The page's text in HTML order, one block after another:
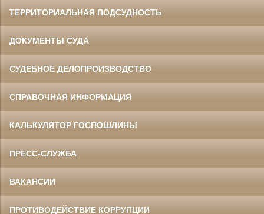
ТЕРРИТОРИАЛЬНАЯ ПОДСУДНОСТЬ
ДОКУМЕНТЫ СУДА
СУДЕБНОЕ ДЕЛОПРОИЗВОДСТВО
СПРАВОЧНАЯ ИНФОРМАЦИЯ
КАЛЬКУЛЯТОР ГОСПОШЛИНЫ
ПРЕСС-СЛУЖБА
ВАКАНСИИ
ПРОТИВОДЕЙСТВИЕ КОРРУПЦИИ